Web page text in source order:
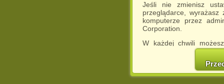
Jeśli nie zmienisz
przeglądarce,
komputerze przez
Corporation.
W każdej chwili
cookies w swojej
w naszej
http://chomikuj.pl/